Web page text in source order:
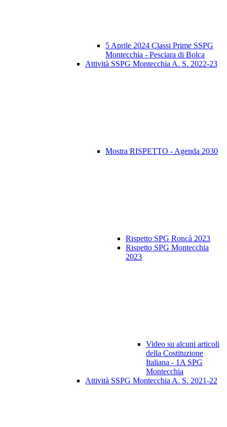
5 Aprile 2024 Classi Prime SSPG
Montecchia - Pesciara di Bolca
Attività SSPG Montecchia A. S. 2022-23
Mostra RISPETTO - Agenda 2030
Rispetto SPG Roncà 2023
Rispetto SPG Montecchia
2023
Video su alcuni articoli
della Costituzione
Italiana - 1A SPG
Montecchia
Attività SSPG Montecchia A. S. 2021-22